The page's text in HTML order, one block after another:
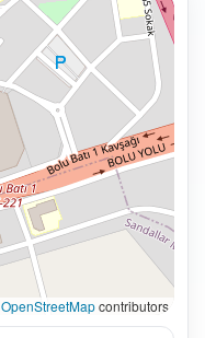
OpenStreetMapcontributors